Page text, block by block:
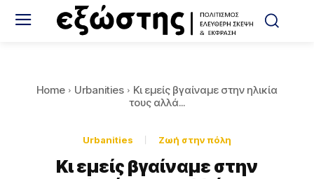
Home Urbanities
Κι εμείς βγαίναμε στην ηλικία
τους αλλά...
Urbanities Ζωή στην πόλη
Κι εμείς βγαίναμε στην